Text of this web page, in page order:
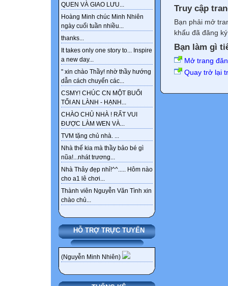
QUEN VÀ GIAO LƯU...
Hoàng Minh chúc Minh Nhiên
ngày cuối tuần nhiều...
thanks...
It takes only one story to... Inspire
a new day...
" xin chào Thầy! nhờ thầy hướng
dẫn cách chuyển các...
CSMY! CHÚC CN MỘT BUỔI
TỐI AN LÀNH - HẠNH...
CHÀO CHỦ NHÀ ! RẤT VUI
ĐƯỢC LÀM WEN VÀ...
TVM tặng chủ nhà. ...
Nhà thế kia mà thầy bảo bé gì
nũa!...nhát trương...
Nhà Thây đẹp nhỉ!^^..... Hôm nào
cho a1 lê chơi...
Thành viên Nguyễn Văn Tình xin
chào chủ...
HỖ TRỢ TRỰC TUYẾN
(Nguyễn Minh Nhiên)
Truy cập
Bạn phải mở
khẩu đã đăng
Bạn làm gì
Mở trang
Quay trở lại